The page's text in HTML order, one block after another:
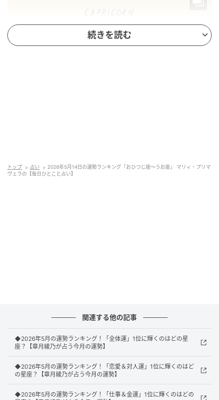
買いもの運が◎。アジア雑貨店には掘り出し物がある
続きを読む
トップ 占い
2026年5月14日の運勢ランキング「おひつじ座～うお座」 マリィ・プリマ
ヴェラの【毎日ひとこと占い】
関連する他の記事
◆2026年5月の運勢ランキング！「全体運」1位に輝くのはどの星
座？【章月綾乃が占う今月の運勢】
◆2026年5月の運勢ランキング！「恋愛＆対人運」1位に輝くのはど
の星座？【章月綾乃が占う今月の運勢】
◆2026年5月の運勢ランキング！「仕事＆金運」1位に輝くのはどの